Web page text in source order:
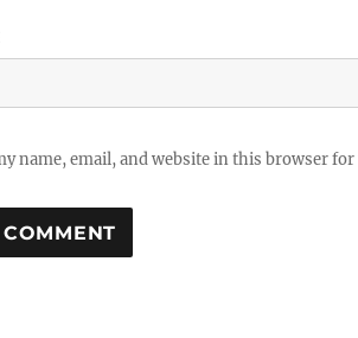
name, email, and website in this browser